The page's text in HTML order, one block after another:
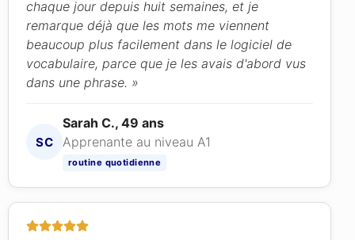
chaque jour depuis huit semaines, et je
remarque déjà que les mots me viennent
beaucoup plus facilement dans le logiciel de
vocabulaire, parce que je les avais d'abord vus
dans une phrase. »
SC
Sarah C., 49 ans
Apprenante au niveau A1
routine quotidienne